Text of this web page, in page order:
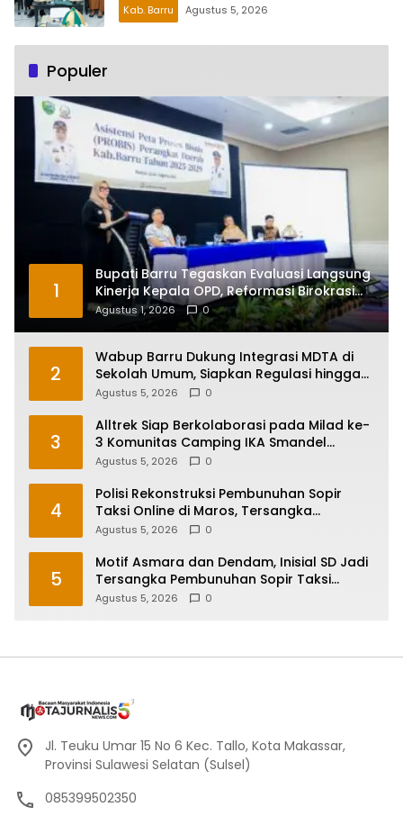
Kab. Barru Agustus 5, 2026
Populer
1
Bupati Barru Tegaskan Evaluasi Langsung
Kinerja Kepala OPD, Reformasi Birokrasi
Jadi Prioritas
Agustus 1, 2026 0
2
Wabup Barru Dukung Integrasi MDTA di
Sekolah Umum, Siapkan Regulasi hingga
Tim Khusus
Agustus 5, 2026 0
3
Alltrek Siap Berkolaborasi pada Milad ke-
3 Komunitas Camping IKA Smandel
Makassar di Malino
Agustus 5, 2026 0
4
Polisi Rekonstruksi Pembunuhan Sopir
Taksi Online di Maros, Tersangka
Peragakan 24 Adegan
Agustus 5, 2026 0
5
Motif Asmara dan Dendam, Inisial SD Jadi
Tersangka Pembunuhan Sopir Taksi
Online di Maros
Agustus 5, 2026 0
Jl. Teuku Umar 15 No 6 Kec. Tallo, Kota Makassar,
Provinsi Sulawesi Selatan (Sulsel)
085399502350